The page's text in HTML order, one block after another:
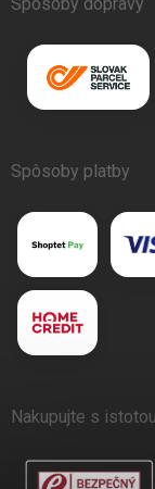
Spôsoby platby
Nakupujte s istotou